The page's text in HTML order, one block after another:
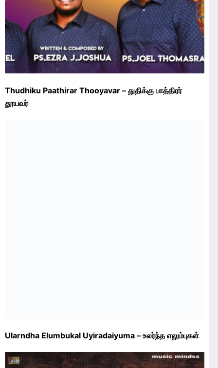
Thudhiku Paathirar Thooyavar – துதிக்கு பாத்திரர்
தூயவர்
Ularndha Elumbukal Uyiradaiyuma – உலர்ந்த எலும்புகள்